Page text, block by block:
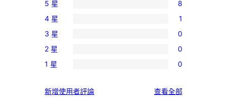
8
個
5
星
使
者
5 星 8
1
個
4
星
用
4 星 1
0
個
3
使
3 星 0
0
個
星
2 星 0
0
1
1 星 0
新增使用者評論 查看全部使